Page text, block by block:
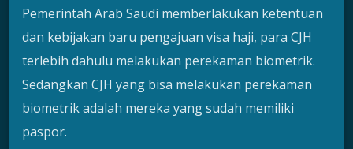
Pemerintah Arab Saudi memberlakukan ketentuan
dan kebijakan baru pengajuan visa haji, para CJH
terlebih dahulu melakukan perekaman biometrik.
Sedangkan CJH yang bisa melakukan perekaman
biometrik adalah mereka yang sudah memiliki
paspor.